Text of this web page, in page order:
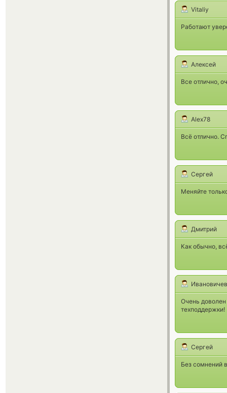
Vitaliy
Работают
Алексей
Все отлично,
Alex78
Всё отлично.
Сергей
Меняйте
Дмитрий
Как обычно,
Очень доволен
техподдержки!
Сергей
Без сомнений